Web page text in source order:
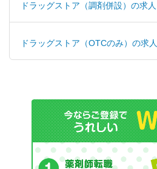
ドラッグストア（調剤併設）の求人
ドラッグストア（OTCのみ）の求人